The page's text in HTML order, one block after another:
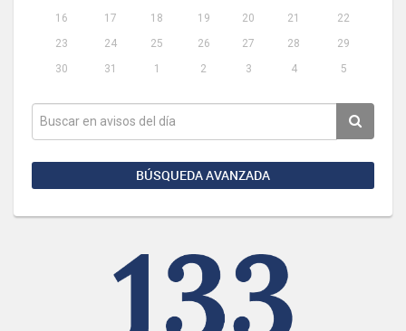
16
17 18 19 20 21
22
23
24 25 26 27 28
29
30
31 1 2 3 4 5
BÚSQUEDA AVANZADA